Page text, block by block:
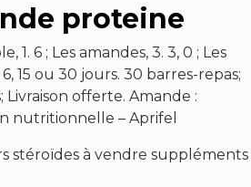
proteine
1. 6 ; Les amandes, 3. 3, 0 ; Les
15 ou 30 jours. 30 barres-repas;
Livraison offerte. Amande :
nutritionnelle – Aprifel
stéroïdes à vendre suppléments